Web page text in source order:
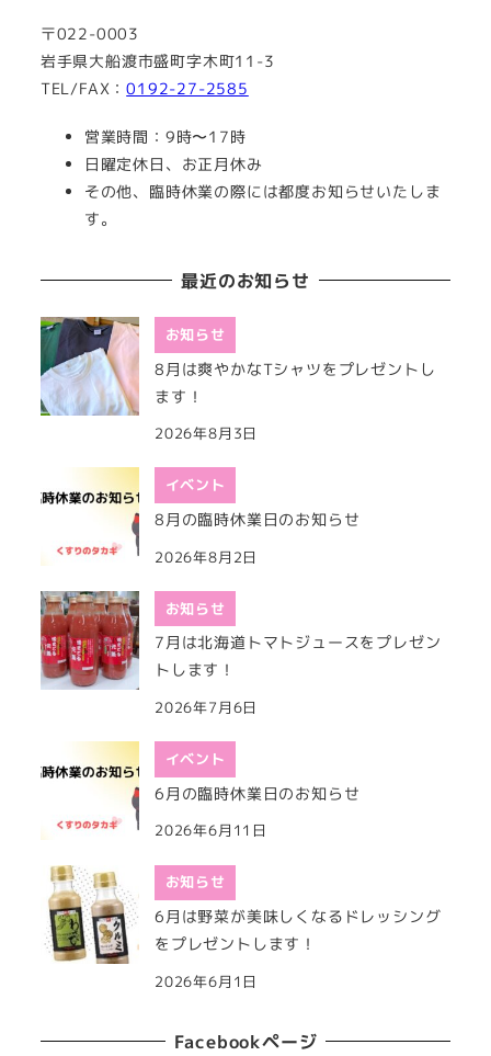
〒022-0003
岩手県大船渡市盛町字木町11-3
TEL/FAX：0192-27-2585
営業時間：9時〜17時
日曜定休日、お正月休み
その他、臨時休業の際には都度お知らせいたしま
す。
最近のお知らせ
お知らせ
8月は爽やかなTシャツをプレゼントし
ます！
2026年8月3日
イベント
8月の臨時休業日のお知らせ
2026年8月2日
お知らせ
7月は北海道トマトジュースをプレゼン
トします！
2026年7月6日
イベント
6月の臨時休業日のお知らせ
2026年6月11日
お知らせ
6月は野菜が美味しくなるドレッシング
をプレゼントします！
2026年6月1日
Facebookページ